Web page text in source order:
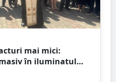
mai mici:
în iluminatul